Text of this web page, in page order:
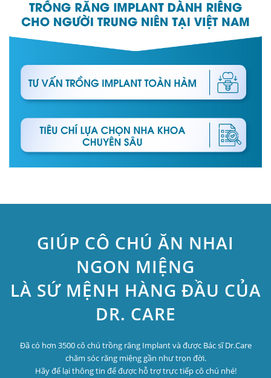
GIÚP CÔ CHÚ ĂN NHAI
NGON MIỆNG
LÀ SỨ MỆNH HÀNG ĐẦU CỦA
DR. CARE
Đã có hơn 3500 cô chú trồng răng Implant và được Bác sĩ Dr.Care
chăm sóc răng miệng gần như trọn đời.
Hãy để lại thông tin để được hỗ trợ trực tiếp cô chú nhé!